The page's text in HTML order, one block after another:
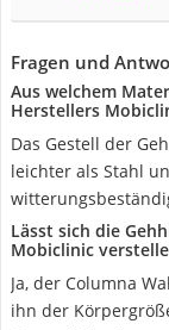
Fragen und
Aus welchem
Herstellers
Das Gestell der
leichter als Stahl
Lässt sich die
Mobiclinic
Ja, der Columna
ihn der